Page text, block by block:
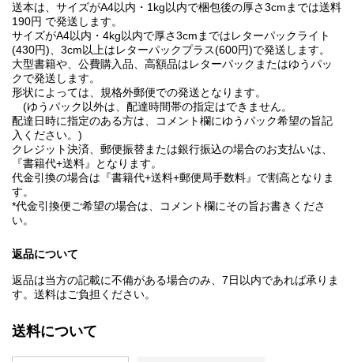
送本は、サイズがA4以内・1kg以内で梱包後の厚さ3cmまでは送料
190円 で発送します。
サイズがA4以内・4kg以内で厚さ3cmまではレターパックライト
(430円)、3cm以上はレターパックプラス(600円)で発送します。
大型書籍や、公費購入品、高額品はレターパックまたはゆうパッ
クで発送します。
形状によっては、規格外郵便での発送となります。
(ゆうパック以外は、配達時間帯の指定はできません。
配達日時に指定のある方は、コメント欄にゆうパック希望の旨記
入ください。)
クレジット決済、郵便振替または銀行振込の場合のお支払いは、
『書籍代+送料』となります。
代金引換の場合は『書籍代+送料+郵便局手数料』で割高となりま
す。
*代金引換便ご希望の場合は、コメント欄にその旨お書きくださ
い。
返品について
返品は当方の記載に不備がある場合のみ、7日以内であれば承りま
す。送料はご負担ください。
送料について